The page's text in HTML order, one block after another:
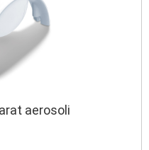
aerosoli